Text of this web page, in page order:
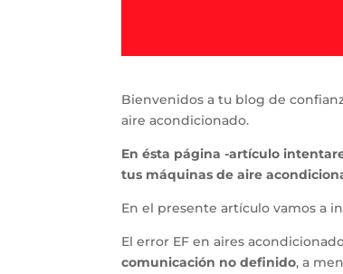
Bienvenidos a tu blog de
aire acondicionado.
En ésta página -artículo
tus máquinas de aire
En el presente artículo vamos a
El error EF en aires
comunicación no definido, a